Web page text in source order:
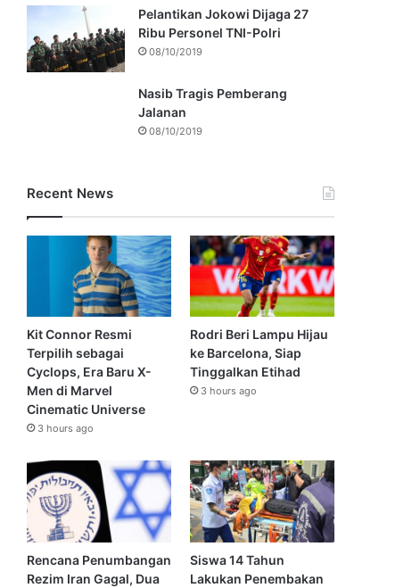
Pelantikan Jokowi Dijaga 27
Ribu Personel TNI-Polri
08/10/2019
Nasib Tragis Pemberang
Jalanan
08/10/2019
Recent News
Kit Connor Resmi
Terpilih sebagai
Cyclops, Era Baru X-
Men di Marvel
Cinematic Universe
3 hours ago
Rodri Beri Lampu Hijau
ke Barcelona, Siap
Tinggalkan Etihad
3 hours ago
Rencana Penumbangan
Rezim Iran Gagal, Dua
Siswa 14 Tahun
Lakukan Penembakan